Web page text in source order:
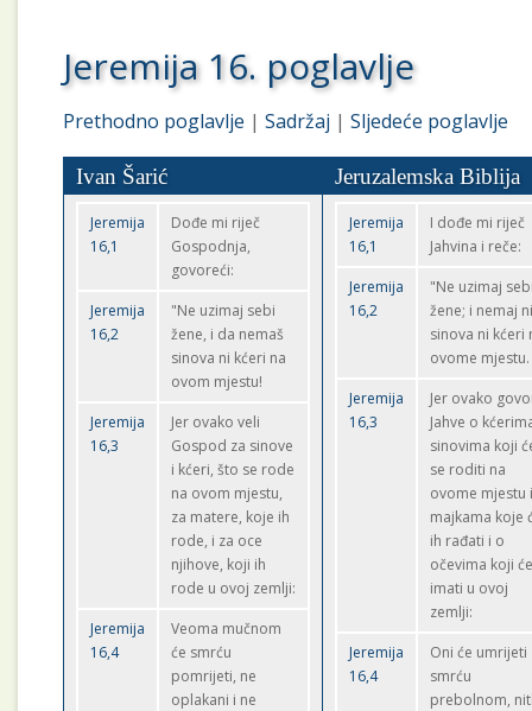
Jeremija 16. poglavlje
Prethodno poglavlje |Sadržaj |Sljedeće poglavlje
Ivan Šarić Jeruzalemska Biblija
Jeremija
16,1
Dođe mi riječ
Gospodnja,
govoreći:
Jeremija
16,2
"Ne uzimaj sebi
žene, i da nemaš
sinova ni kćeri na
ovom mjestu!
Jeremija
16,3
Jer ovako veli
Gospod za sinove
i kćeri, što se rode
na ovom mjestu,
za matere, koje ih
rode, i za oce
njihove, koji ih
rode u ovoj zemlji:
Jeremija
16,4
Veoma mučnom
će smrću
pomrijeti, ne
oplakani i ne
Jeremija
16,1
I dođe mi riječ
Jahvina i reče:
Jeremija
16,2
"Ne uzimaj
žene; i nemaj
sinova ni kćeri
ovome mjestu.
Jeremija
16,3
Jer ovako
Jahve o
sinovima koji
se roditi na
ovome mjestu
majkama koje
ih rađati i o
očevima koji
imati u ovoj
zemlji:
Jeremija
16,4
Oni će umrijeti
smrću
prebolnom,